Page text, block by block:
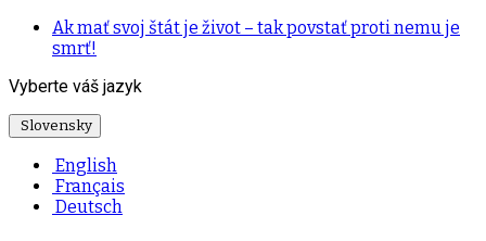
Ak mať svoj štát je život – tak povstať proti nemu je
smrť!
Vyberte váš jazyk
Slovensky
English
Français
Deutsch